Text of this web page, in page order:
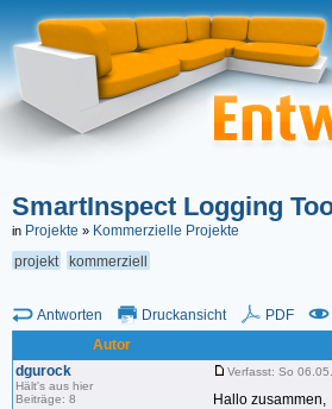
SmartInspect Logging
in Projekte » Kommerzielle Projekte
projekt
kommerziell
Antworten Druckansicht PDF
Autor
dgurock
Hält's aus hier
Beiträge: 8
Verfasst: So
Hallo zusammen,